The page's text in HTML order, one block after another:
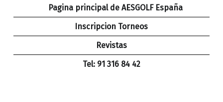
Pagina principal de AESGOLF España
Inscripcion Torneos
Revistas
Tel: 91 316 84 42